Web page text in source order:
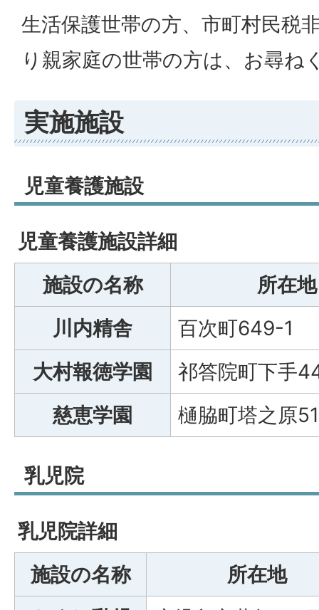
生活保護世帯の方、市町村民税
り親家庭の世帯の方は、お尋ね
実施施設
児童養護施設
児童養護施設詳細
施設の名称
所在地
川内精舎
百次町649-1
大村報徳学園
祁答院町下手
慈恵学園
樋脇町塔之原
乳児院
乳児院詳細
施設の名称
所在地